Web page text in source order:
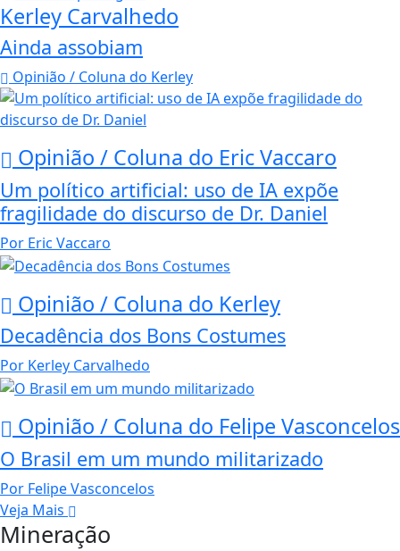
Kerley Carvalhedo
Ainda assobiam
Opinião / Coluna do Kerley
Opinião / Coluna do Eric Vaccaro
Um político artificial: uso de IA expõe
fragilidade do discurso de Dr. Daniel
Por Eric Vaccaro
Opinião / Coluna do Kerley
Decadência dos Bons Costumes
Por Kerley Carvalhedo
Opinião / Coluna do Felipe Vasconcelos
O Brasil em um mundo militarizado
Por Felipe Vasconcelos
Veja Mais
Mineração